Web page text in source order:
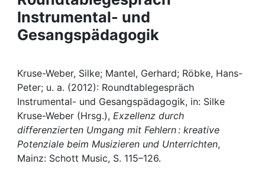
People
Awards
My FIS
Help
Instrumental- und
Gesangspädagogik
Kruse-Weber, Silke; Mantel, Gerhard; Röbke, Hans-
Peter; u. a. (2012): Roundtablegespräch
Instrumental- und Gesangspädagogik, in: Silke
Kruse-Weber (Hrsg.), Exzellenz durch
differenzierten Umgang mit Fehlern : kreative
Potenziale beim Musizieren und Unterrichten,
Mainz: Schott Music, S. 115–126.